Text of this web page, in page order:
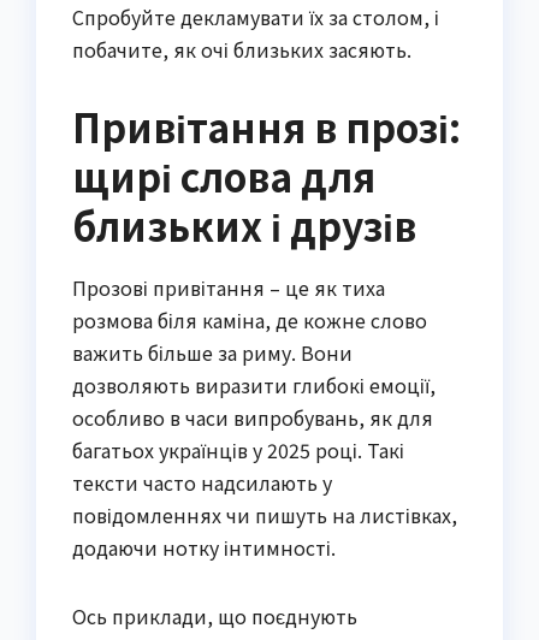
Спробуйте декламувати їх за столом, і
побачите, як очі близьких засяють.
Привітання в прозі:
щирі слова для
близьких і друзів
Прозові привітання – це як тиха
розмова біля каміна, де кожне слово
важить більше за риму. Вони
дозволяють виразити глибокі емоції,
особливо в часи випробувань, як для
багатьох українців у 2025 році. Такі
тексти часто надсилають у
повідомленнях чи пишуть на листівках,
додаючи нотку інтимності.
Ось приклади, що поєднують